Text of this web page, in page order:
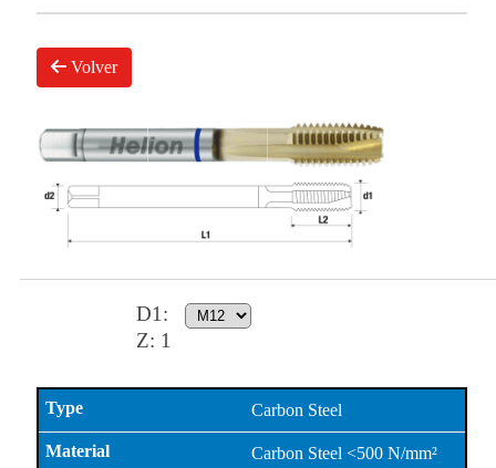
Volver
D1:
Z: 1
Carbon Steel
Carbon Steel <500 N/mm²